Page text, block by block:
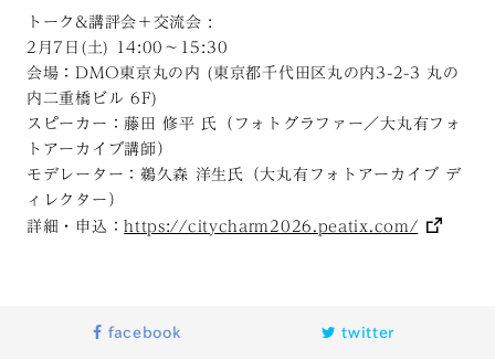
トーク&講評会＋交流会 :
2月7日(土) 14:00～15:30
会場：DMO東京丸の内 (東京都千代田区丸の内3-2-3 丸の
内二重橋ビル 6F)
スピーカー：藤田 修平 氏（フォトグラファー／大丸有フォ
トアーカイブ講師）
モデレーター：鵜久森 洋生氏（大丸有フォトアーカイブ デ
ィレクター）
詳細・申込：https://citycharm2026.peatix.com/
facebook twitter